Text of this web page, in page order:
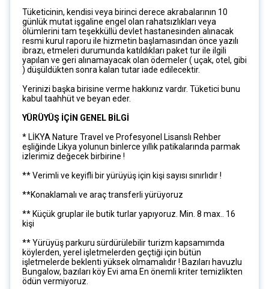
Tüketicinin, kendisi veya birinci derece akrabalarının 10
günlük mutat işgaline engel olan rahatsızlıkları veya
ölümlerini tam teşekküllü devlet hastanesinden alınacak
resmi kurul raporu ile hizmetin başlamasından önce yazılı
ibrazı, etmeleri durumunda katıldıkları paket tur ile ilgili
yapılan ve geri alınamayacak olan ödemeler ( uçak, otel, gibi
) düşüldükten sonra kalan tutar iade edilecektir.
Yerinizi başka birisine verme hakkınız vardır. Tüketici bunu
kabul taahhüt ve beyan eder.
YÜRÜYÜŞ İÇİN GENEL BİLGİ
* LİKYA Nature Travel ve Profesyonel Lisanslı Rehber
eşliğinde Likya yolunun binlerce yıllık patikalarında parmak
izlerimiz değecek birbirine !
** Verimli ve keyifli bir yürüyüş için kişi sayısı sınırlıdır !
**Konaklamalı ve araç transferli yürüyoruz
** Küçük gruplar ile butik turlar yapıyoruz. Min. 8 max.. 16
kişi
** Yürüyüş parkuru sürdürülebilir turizm kapsamımda
köylerden, yerel işletmelerden geçtiği için bütün
işletmelerde beklenti yüksek olmamalıdır ! Bazıları havuzlu
Bungalow, bazıları köy Evi ama En önemli kriter temizlikten
ödün vermiyoruz.